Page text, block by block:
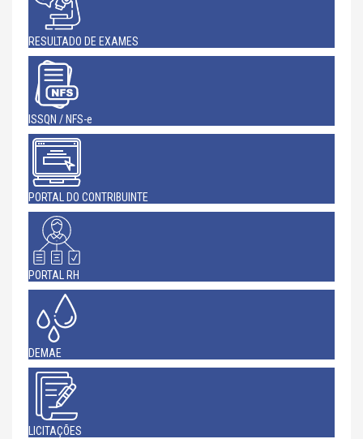
RESULTADO DE EXAMES
ISSQN / NFS-e
PORTAL DO CONTRIBUINTE
PORTAL RH
DEMAE
LICITAÇÕES